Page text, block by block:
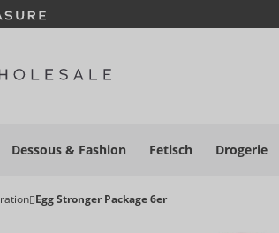
Dessous & Fashion Fetisch Drogerie
Egg Stronger Package 6er